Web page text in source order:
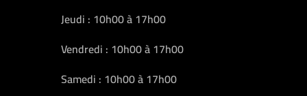
Jeudi : 10h00 à 17h00
Vendredi : 10h00 à 17h00
Samedi : 10h00 à 17h00